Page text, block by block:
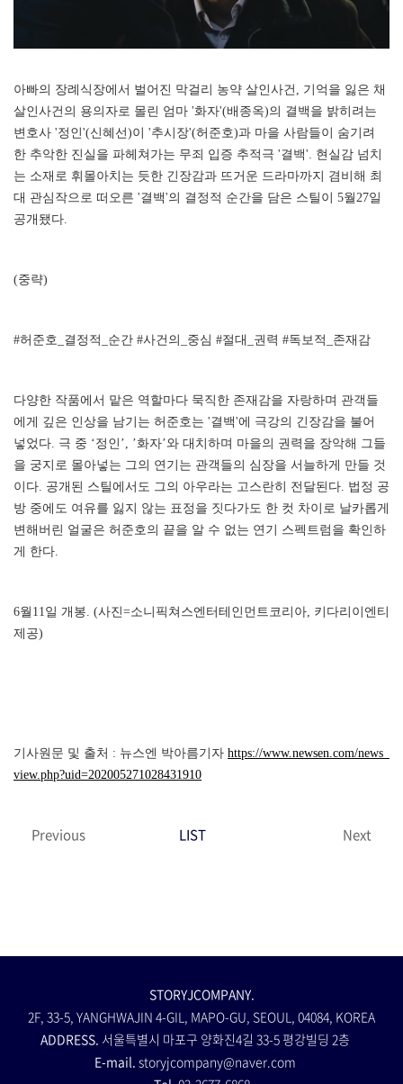
아빠의 장례식장에서 벌어진 막걸리 농약 살인사건, 기억을 잃은 채
살인사건의 용의자로 몰린 엄마 '화자'(배종옥)의 결백을 밝히려는
변호사 '정인'(신혜선)이 '추시장'(허준호)과 마을 사람들이 숨기려
한 추악한 진실을 파헤쳐가는 무죄 입증 추적극 '결백'. 현실감 넘치
는 소재로 휘몰아치는 듯한 긴장감과 뜨거운 드라마까지 겸비해 최
대 관심작으로 떠오른 '결백'의 결정적 순간을 담은 스틸이 5월27일
공개됐다.
(중략)
#허준호_결정적_순간 #사건의_중심 #절대_권력 #독보적_존재감
다양한 작품에서 맡은 역할마다 묵직한 존재감을 자랑하며 관객들
에게 깊은 인상을 남기는 허준호는 '결백'에 극강의 긴장감을 불어
넣었다. 극 중 ‘정인’, ’화자’와 대치하며 마을의 권력을 장악해 그들
을 궁지로 몰아넣는 그의 연기는 관객들의 심장을 서늘하게 만들 것
이다. 공개된 스틸에서도 그의 아우라는 고스란히 전달된다. 법정 공
방 중에도 여유를 잃지 않는 표정을 짓다가도 한 컷 차이로 날카롭게
변해버린 얼굴은 허준호의 끝을 알 수 없는 연기 스펙트럼을 확인하
게 한다.
6월11일 개봉. (사진=소니픽쳐스엔터테인먼트코리아, 키다리이엔티
제공)
기사원문 및 출처 : 뉴스엔 박아름기자 https://www.newsen.com/news_
view.php?uid=202005271028431910
Previous LIST Next
STORYJCOMPANY.
2F, 33-5, YANGHWAJIN 4-GIL, MAPO-GU, SEOUL, 04084, KOREA
ADDRESS. 서울특별시 마포구 양화진4길 33-5 평강빌딩 2층
E-mail. storyjcompany@naver.com